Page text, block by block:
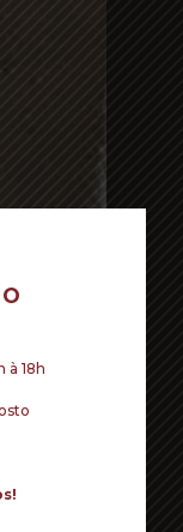
VACÍO.
à 18h